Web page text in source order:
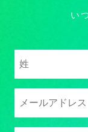
い